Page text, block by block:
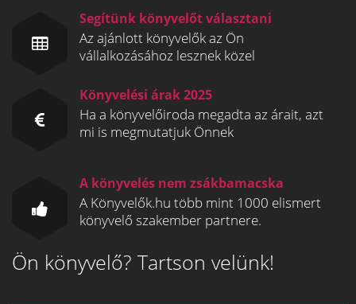
Segítünk könyvelőt választani
Az ajánlott könyvelők az Ön
vállalkozásához lesznek közel
Könyvelési árak 2025
Ha a könyvelőiroda megadta az árait, azt
mi is megmutatjuk Önnek
A könyvelés nem zsákbamacska
A Könyvelők.hu több mint 1000 elismert
könyvelő szakember partnere.
Ön könyvelő? Tartson velünk!